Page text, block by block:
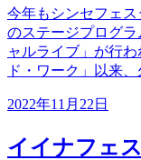
今年もシンセフェス
のステージプログ
ャルライブ」が行
ド・ワーク」以来
2022年11月22日
イイナフェ